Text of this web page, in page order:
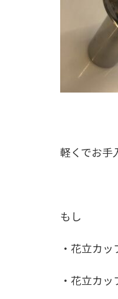
軽くでお手
もし
・花立カ
・花立カ